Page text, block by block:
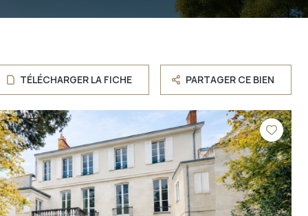
TÉLÉCHARGER LA FICHE PARTAGER CE BIEN